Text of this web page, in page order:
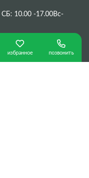
избранное позвонить
СБ: 10.00 -17.00Вс-